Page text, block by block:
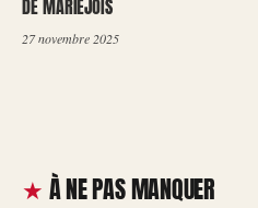
DE MARIEJOIS
27 novembre 2025
À NE PAS MANQUER